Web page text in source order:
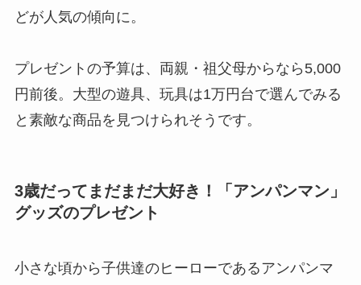
どが人気の傾向に。
プレゼントの予算は、両親・祖父母からなら5,000
円前後。大型の遊具、玩具は1万円台で選んでみる
と素敵な商品を見つけられそうです。
3歳だってまだまだ大好き！「アンパンマン」
グッズのプレゼント
小さな頃から子供達のヒーローであるアンパンマ